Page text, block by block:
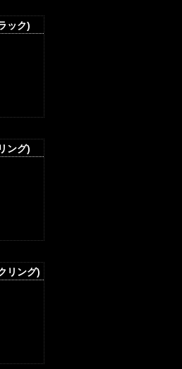
ック)
ング)
リング)